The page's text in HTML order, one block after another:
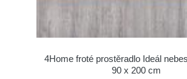
4Home froté prostěradlo Ideál
90 x 200 cm